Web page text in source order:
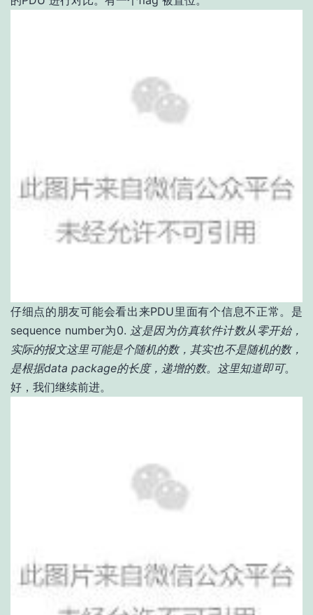
仔细点的朋友可能会看出来PDU里面有个信息不正常。是
sequence number为0. 这是因为仿真软件计数从零开始，
实际的报文这里可能是个随机的数，其实也不是随机的数，
是根据data package的长度，递增的数。这里知道即可。
好，我们继续前进。